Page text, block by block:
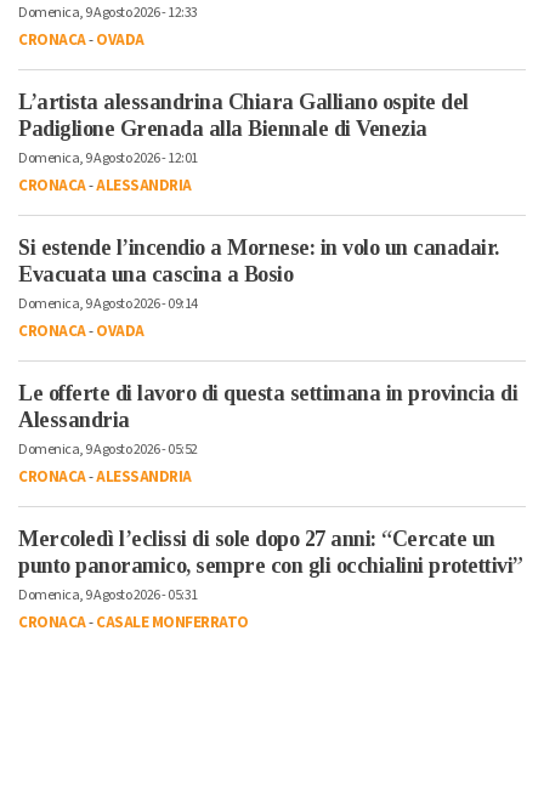
Domenica, 9 Agosto 2026 - 12:33
CRONACA-OVADA
L’artista alessandrina Chiara Galliano ospite del
Padiglione Grenada alla Biennale di Venezia
Domenica, 9 Agosto 2026 - 12:01
CRONACA-ALESSANDRIA
Si estende l’incendio a Mornese: in volo un canadair.
Evacuata una cascina a Bosio
Domenica, 9 Agosto 2026 - 09:14
CRONACA-OVADA
Le offerte di lavoro di questa settimana in provincia di
Alessandria
Domenica, 9 Agosto 2026 - 05:52
CRONACA-ALESSANDRIA
Mercoledì l’eclissi di sole dopo 27 anni: “Cercate un
punto panoramico, sempre con gli occhialini protettivi”
Domenica, 9 Agosto 2026 - 05:31
CRONACA-CASALE MONFERRATO